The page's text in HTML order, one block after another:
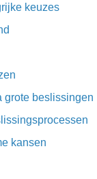
keuzes
grote beslissingen
kansen